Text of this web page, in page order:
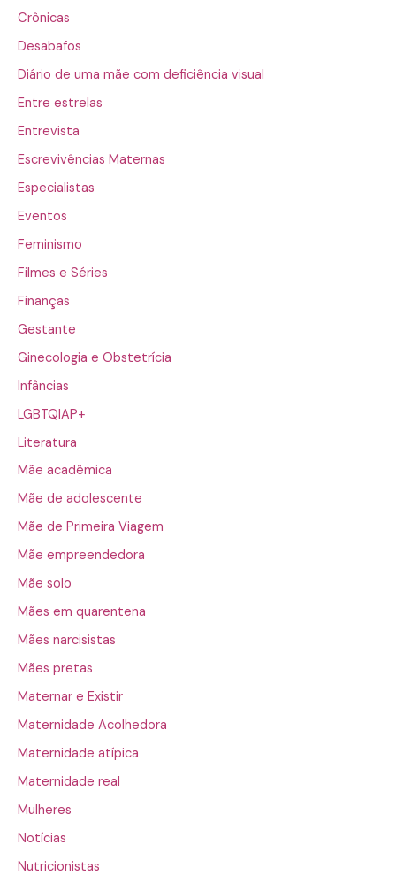
Crônicas
Desabafos
Diário de uma mãe com deficiência visual
Entre estrelas
Entrevista
Escrevivências Maternas
Especialistas
Eventos
Feminismo
Filmes e Séries
Finanças
Gestante
Ginecologia e Obstetrícia
Infâncias
LGBTQIAP+
Literatura
Mãe acadêmica
Mãe de adolescente
Mãe de Primeira Viagem
Mãe empreendedora
Mãe solo
Mães em quarentena
Mães narcisistas
Mães pretas
Maternar e Existir
Maternidade Acolhedora
Maternidade atípica
Maternidade real
Mulheres
Notícias
Nutricionistas